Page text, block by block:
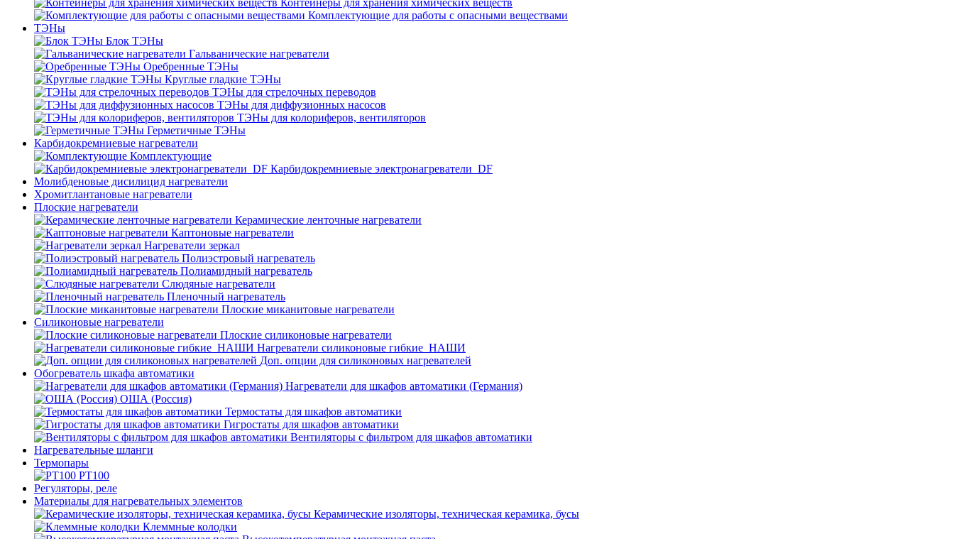
Контейнеры для хранения химических веществ
Комплектующие для работы с опасными веществами
ТЭНы
Блок ТЭНы
Гальванические нагреватели
Оребренные ТЭНы
Круглые гладкие ТЭНы
ТЭНы для стрелочных переводов
ТЭНы для диффузионных насосов
ТЭНы для колориферов, вентиляторов
Герметичные ТЭНы
Карбидокремниевые нагреватели
Комплектующие
Карбидокремниевые электронагреватели_DF
Молибденовые дисилицид нагреватели
Хромитлантановые нагреватели
Плоские нагреватели
Керамические ленточные нагреватели
Каптоновые нагреватели
Нагреватели зеркал
Полиэстровый нагреватель
Полиамидный нагреватель
Слюдяные нагреватели
Пленочный нагреватель
Плоские миканитовые нагреватели
Силиконовые нагреватели
Плоские силиконовые нагреватели
Нагреватели силиконовые гибкие_НАШИ
Доп. опции для силиконовых нагревателей
Обогреватель шкафа автоматики
Нагреватели для шкафов автоматики (Германия)
ОША (Россия)
Термостаты для шкафов автоматики
Гигростаты для шкафов автоматики
Вентиляторы с фильтром для шкафов автоматики
Нагревательные шланги
Термопары
PT100
Регуляторы, реле
Материалы для нагревательных элементов
Керамические изоляторы, техническая керамика, бусы
Клеммные колодки